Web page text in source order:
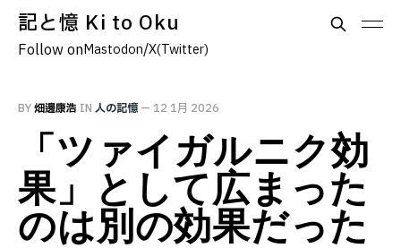
記と憶 Ki to Oku
Follow onMastodon/X(Twitter)
BY畑邊康浩 IN 人の記憶 — 12 1月 2026
「ツァイガルニク効
果」として広まった
のは別の効果だった